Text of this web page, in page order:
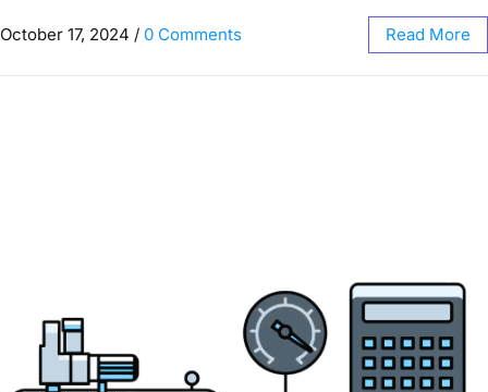
October 17, 2024 / 0 Comments Read More